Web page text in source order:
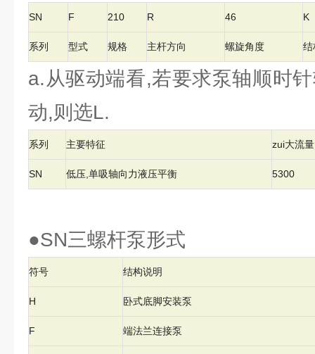
SN F 210 R 46 K
系列 型式 规格 主杆方向 螺旋角度 结
a.从驱动端看,若要求泵轴顺时
动,则选L.
系列 主要特征 zui大流
SN 低压,单吸轴向力液压平衡 5300
●SN三螺杆泵形式
符号 结构说明
H 卧式底脚安装泵
F 端法兰连接泵